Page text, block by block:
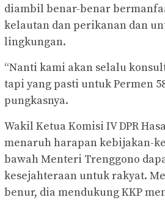
diambil benar-benar
kelautan dan perikanan dan
lingkungan.
“Nanti kami akan selalu
tapi yang pasti untuk Permen
pungkasnya.
Wakil Ketua Komisi IV DPR
menaruh harapan kebijakan-
bawah Menteri Trenggono
kesejahteraan untuk rakyat.
benur, dia mendukung KKP